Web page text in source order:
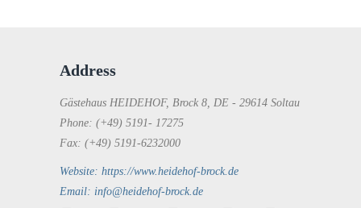
Address
Gästehaus HEIDEHOF, Brock 8, DE - 29614 Soltau
Phone: (+49) 5191- 17275
Fax: (+49) 5191-6232000
Website: https://www.heidehof-brock.de
Email: info@heidehof-brock.de